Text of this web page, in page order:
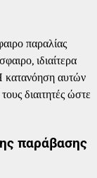
παραλίας
ιδιαίτερα
κατανόηση αυτών
διαιτητές ώστε
παράβασης